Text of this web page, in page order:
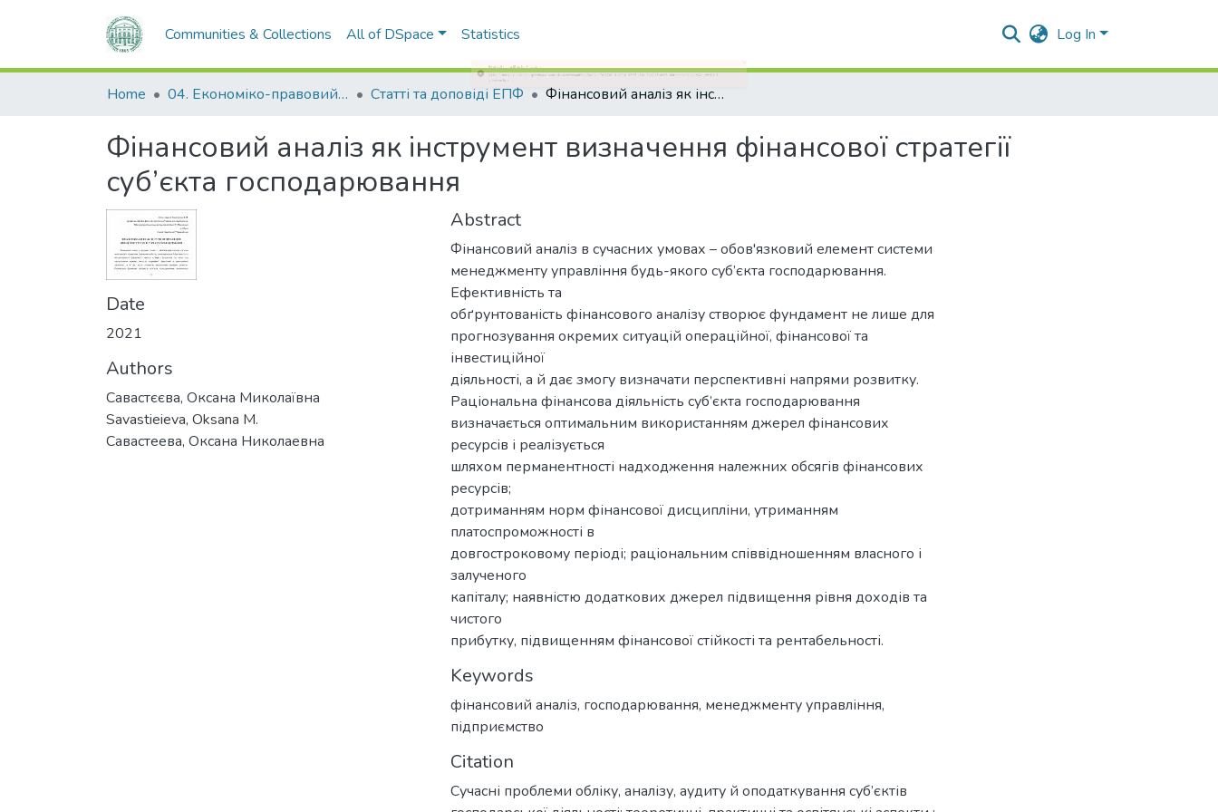
Communities & Collections All of DSpace Statistics Log In
Home 04. Економіко-правовий факультет Статті та доповіді ЕПФ Фінансовий аналіз як інструмент визначення фінансової стратегії суб’єкта господарювання
Фінансовий аналіз як інструмент визначення фінансової стратегії
суб’єкта господарювання
Date
2021
Authors
Савастєєва, Оксана Миколаївна
Savastieieva, Oksana M.
Савастеева, Оксана Николаевна
Abstract
Фінансовий аналіз в сучасних умовах – обов'язковий елемент системи
менеджменту управління будь-якого суб’єкта господарювання.
Ефективність та
обґрунтованість фінансового аналізу створює фундамент не лише для
прогнозування окремих ситуацій операційної, фінансової та
інвестиційної
діяльності, а й дає змогу визначати перспективні напрями розвитку.
Раціональна фінансова діяльність суб’єкта господарювання
визначається оптимальним використанням джерел фінансових
ресурсів і реалізується
шляхом перманентності надходження належних обсягів фінансових
ресурсів;
дотриманням норм фінансової дисципліни, утриманням
платоспроможності в
довгостроковому періоді; раціональним співвідношенням власного і
залученого
капіталу; наявністю додаткових джерел підвищення рівня доходів та
чистого
прибутку, підвищенням фінансової стійкості та рентабельності.
Keywords
фінансовий аналіз, господарювання, менеджменту управління,
підприємство
Citation
Сучасні проблеми обліку, аналізу, аудиту й оподаткування суб’єктів